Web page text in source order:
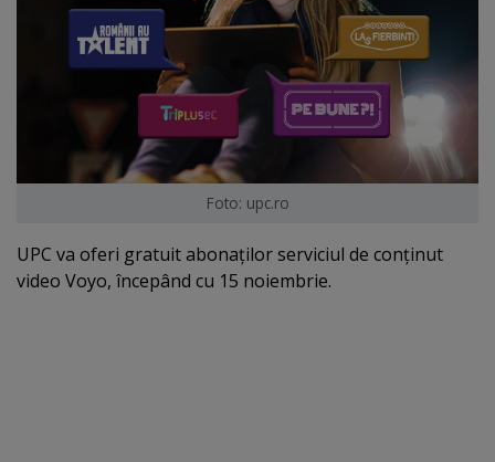
Foto: upc.ro
UPC va oferi gratuit abonaţilor serviciul de conţinut
video Voyo, începând cu 15 noiembrie.